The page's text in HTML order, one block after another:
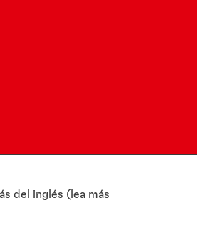
del inglés (lea más